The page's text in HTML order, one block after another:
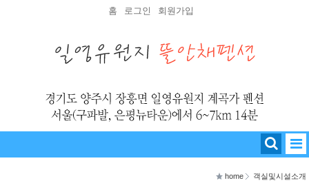
홈 로그인 회원가입
home 객실및시설소개